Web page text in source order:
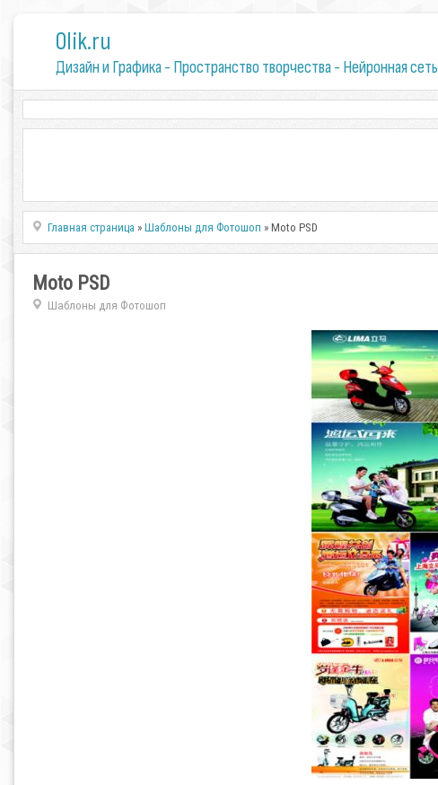
0lik.ru
Дизайн и Графика - Пространство творчества - Нейронная сеть
Главная страница »Шаблоны для Фотошоп » Moto PSD
Moto PSD
Шаблоны для Фотошоп